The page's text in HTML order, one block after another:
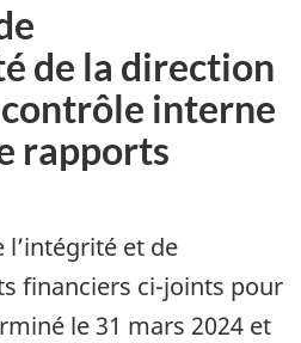
de la direction
interne
rapports
l’intégrité et de
financiers ci-joints pour
le 31 mars 2024 et